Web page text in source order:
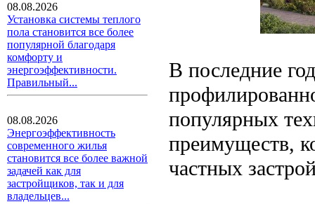
08.08.2026
Установка системы теплого
пола становится все более
популярной благодаря
комфорту и
энергоэффективности.
Правильный...
08.08.2026
Энергоэффективность
современного жилья
становится все более важной
задачей как для
застройщиков, так и для
владельцев...
В последние
популярных
преимуществ,
частных